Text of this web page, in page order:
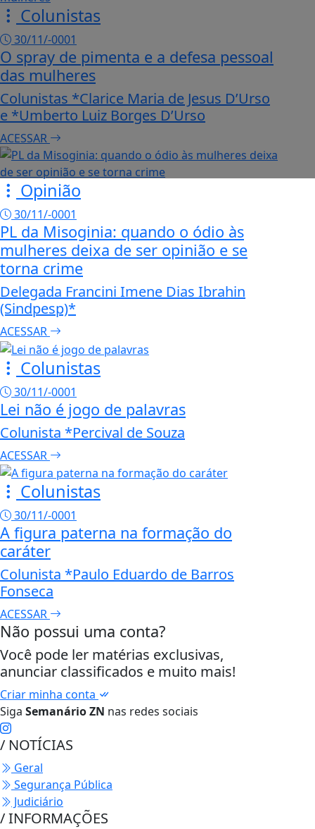
Colunistas
30/11/-0001
O spray de pimenta e a defesa pessoal
das mulheres
Colunistas *Clarice Maria de Jesus D’Urso
e *Umberto Luiz Borges D’Urso
ACESSAR
Opinião
30/11/-0001
PL da Misoginia: quando o ódio às
mulheres deixa de ser opinião e se
torna crime
Delegada Francini Imene Dias Ibrahin
(Sindpesp)*
ACESSAR
Colunistas
30/11/-0001
Lei não é jogo de palavras
Colunista *Percival de Souza
ACESSAR
Colunistas
30/11/-0001
A figura paterna na formação do
caráter
Colunista *Paulo Eduardo de Barros
Fonseca
ACESSAR
Não possui uma conta?
Você pode ler matérias exclusivas,
anunciar classificados e muito mais!
Criar minha conta
Siga Semanário ZN nas redes sociais
/ NOTÍCIAS
Geral
Segurança Pública
Judiciário
/ INFORMAÇÕES